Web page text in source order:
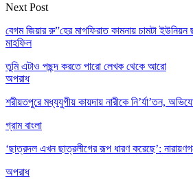
Next Post
বেগম জিয়ার রু”হের মাগফিরাত কামনায় চামটা
মাহফিল
তুমি এটাও পছন্দ করতে পারো লেখক থেকে আরো
অপরাধ
শরীয়তপুরে মধ্যযুগীয় কায়দায় নারীকে নি’র্যা’তন,
গ্রাম বাংলা
‘ছাত্রদল এখন ছাত্রলীগের রূপ ধারণ করেছে’:
অপরাধ